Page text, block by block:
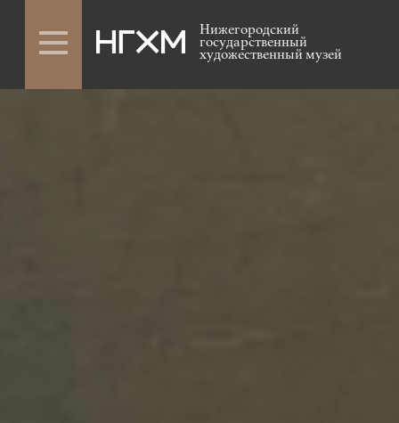
Нижегородский
государственный
художественный музей